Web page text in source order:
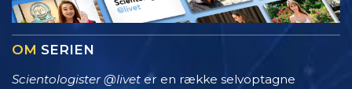
OM SERIEN
Scientologister @livet er en række selvoptagne